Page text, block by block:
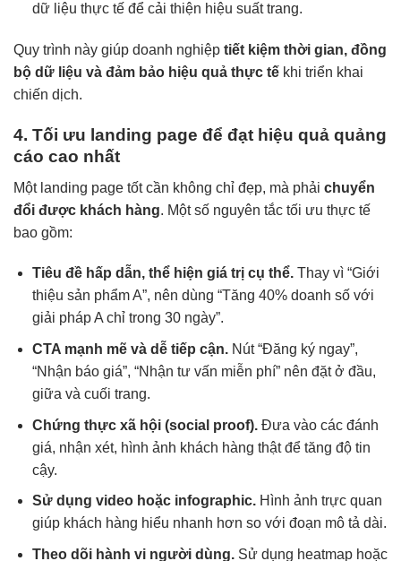
dữ liệu thực tế để cải thiện hiệu suất trang.
Quy trình này giúp doanh nghiệp tiết kiệm thời gian, đồng
bộ dữ liệu và đảm bảo hiệu quả thực tế khi triển khai
chiến dịch.
4. Tối ưu landing page để đạt hiệu quả quảng
cáo cao nhất
Một landing page tốt cần không chỉ đẹp, mà phải chuyển
đổi được khách hàng. Một số nguyên tắc tối ưu thực tế
bao gồm:
Tiêu đề hấp dẫn, thể hiện giá trị cụ thể.Thay vì “Giới
thiệu sản phẩm A”, nên dùng “Tăng 40% doanh số với
giải pháp A chỉ trong 30 ngày”.
CTA mạnh mẽ và dễ tiếp cận.Nút “Đăng ký ngay”,
“Nhận báo giá”, “Nhận tư vấn miễn phí” nên đặt ở đầu,
giữa và cuối trang.
Chứng thực xã hội (social proof).Đưa vào các đánh
giá, nhận xét, hình ảnh khách hàng thật để tăng độ tin
cậy.
Sử dụng video hoặc infographic.Hình ảnh trực quan
giúp khách hàng hiểu nhanh hơn so với đoạn mô tả dài.
Theo dõi hành vi người dùng.Sử dụng heatmap hoặc